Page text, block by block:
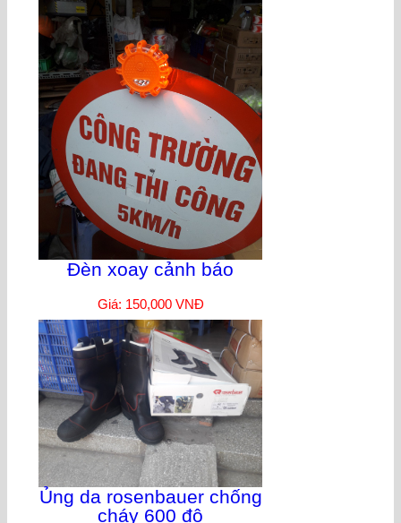
Đèn xoay cảnh báo
Giá: 150,000 VNĐ
Ủng da rosenbauer chống
cháy 600 độ